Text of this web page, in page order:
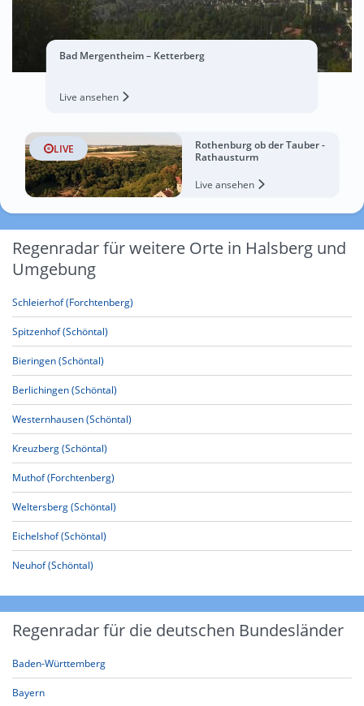
Bad Mergentheim – Ketterberg
Live ansehen
LIVE
Rothenburg ob der Tauber -
Rathausturm
Live ansehen
Regenradar für weitere Orte in Halsberg und
Umgebung
Schleierhof (Forchtenberg)
Spitzenhof (Schöntal)
Bieringen (Schöntal)
Berlichingen (Schöntal)
Westernhausen (Schöntal)
Kreuzberg (Schöntal)
Muthof (Forchtenberg)
Weltersberg (Schöntal)
Eichelshof (Schöntal)
Neuhof (Schöntal)
Regenradar für die deutschen Bundesländer
Baden-Württemberg
Bayern